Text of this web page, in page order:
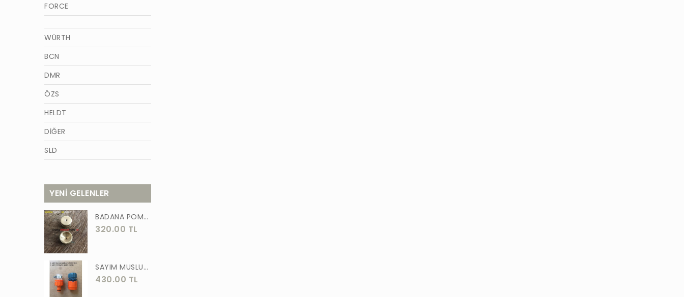
FORCE
WÜRTH
BCN
DMR
ÖZS
HELDT
DİĞER
SLD
TİĞON
WACKER
GÜNER
ÖRS
FORGED
YENİ GELENLER
BADANA POMPA UCU PİRİNÇ BADANA POMPASI YAYLI BAŞLIK UÇ 1 ADET
320.00 TL
SAYIM MUSLUK BAĞLANTI ADAPTÖRÜ VE OTOMATİK 2 Lİ SET ADAPTÖR
430.00 TL